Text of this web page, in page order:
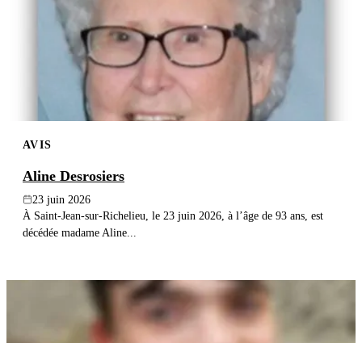
AVIS
Aline Desrosiers
23 juin 2026
À Saint-Jean-sur-Richelieu, le 23 juin 2026, à l’âge de 93 ans, est
décédée madame Aline...